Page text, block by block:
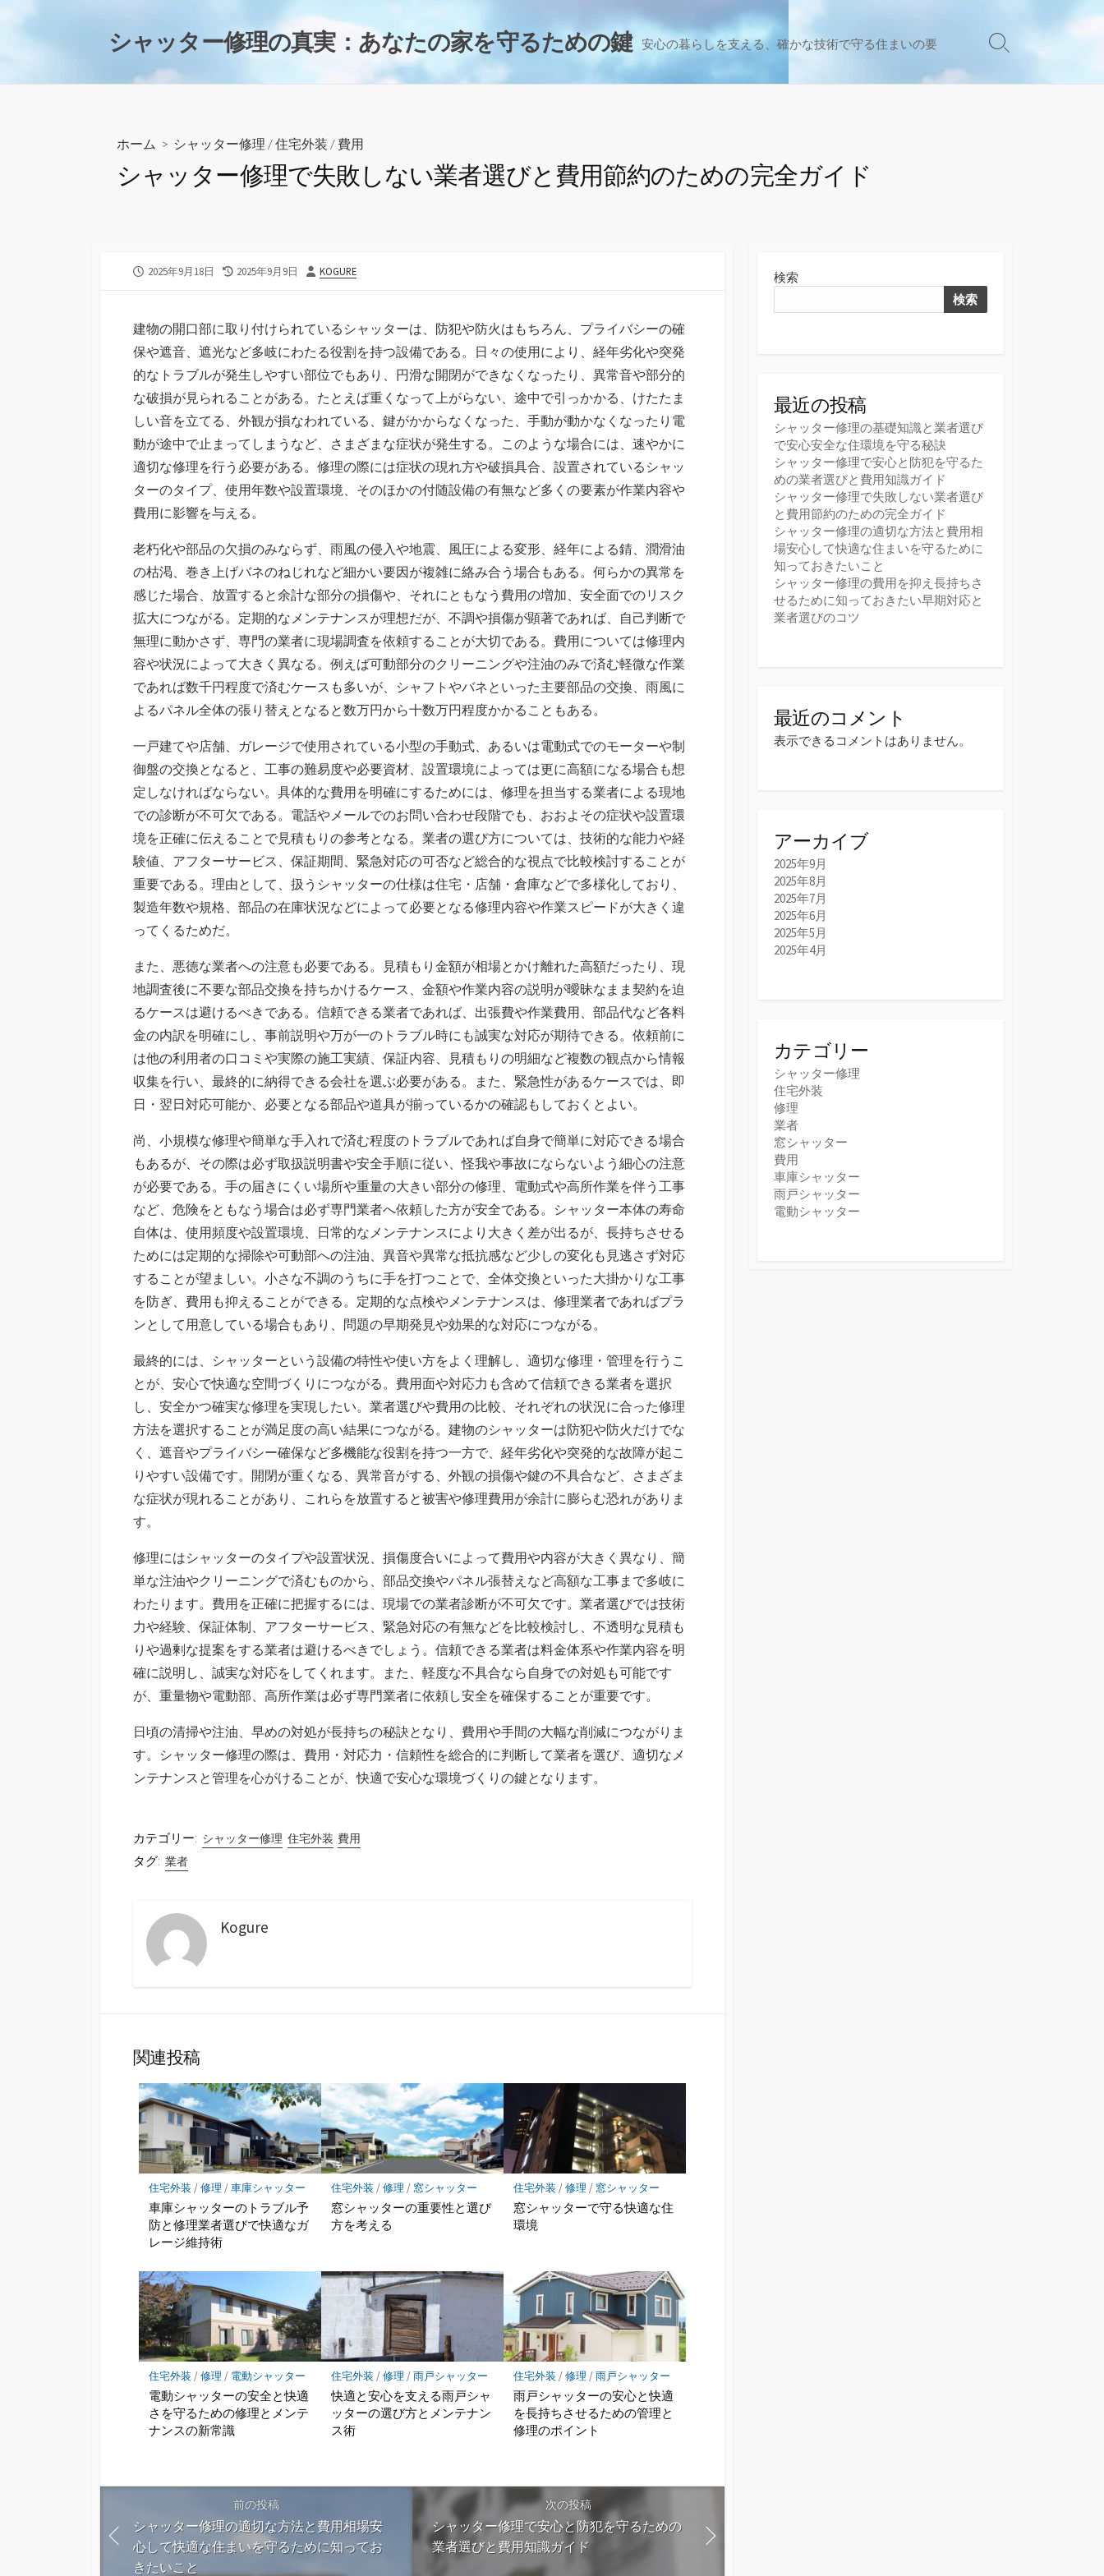
シャッター修理の真実：あなたの家を守るための鍵 安心の暮らしを支える、確かな技術で守る住まいの要
検
切
ホーム > シャッター修理 /住宅外装 / 費用
シャッター修理で失敗しない業者選びと費用節約のための完全ガイド
公
2025年9月18日
最
日
2025年9月9日
投
KOGURE
建物の開口部に取り付けられているシャッターは、防犯や防火はもちろん、プライバシーの確
保や遮音、遮光など多岐にわたる役割を持つ設備である。 日々の使用により、経年劣化や突発
的なトラブルが発生しやすい部位でもあり、円滑な開閉ができなくなったり、異常音や部分的
な破損が見られることがある。たとえば重くなって上がらない、途中で引っかかる、けたたま
しい音を立てる、外観が損なわれている、鍵がかからなくなった、手動が動かなくなったり電
動が途中で止まってしまうなど、さまざまな症状が発生する。このような場合には、速やかに
適切な修理を行う必要がある。修理の際には症状の現れ方や破損具合、設置されているシャッ
ターのタイプ、使用年数や設置環境、そのほかの付随設備の有無など多くの要素が作業内容や
費用に影響を与える。
老朽化や部品の欠損のみならず、雨風の侵入や地震、風圧による変形、経年による錆、潤滑油
の枯渇、巻き上げバネのねじれなど細かい要因が複雑に絡み合う場合もある。何らかの異常を
感じた場合、放置すると余計な部分の損傷や、それにともなう費用の増加、安全面でのリスク
拡大につながる。定期的なメンテナンスが理想だが、不調や損傷が顕著であれば、自己判断で
無理に動かさず、専門の業者に現場調査を依頼することが大切である。費用については修理内
容や状況によって大きく異なる。例えば可動部分のクリーニングや注油のみで済む軽微な作業
であれば数千円程度で済むケースも多いが、シャフトやバネといった主要部品の交換、雨風に
よるパネル全体の張り替えとなると数万円から十数万円程度かかることもある。
一戸建てや店舗、ガレージで使用されている小型の手動式、あるいは電動式でのモーターや制
御盤の交換となると、工事の難易度や必要資材、設置環境によっては更に高額になる場合も想
定しなければならない。具体的な費用を明確にするためには、修理を担当する業者による現地
での診断が不可欠である。電話やメールでのお問い合わせ段階でも、おおよその症状や設置環
境を正確に伝えることで見積もりの参考となる。業者の選び方については、技術的な能力や経
験値、アフターサービス、保証期間、緊急対応の可否など総合的な視点で比較検討することが
重要である。理由として、扱うシャッターの仕様は住宅・店舗・倉庫などで多様化しており、
製造年数や規格、部品の在庫状況などによって必要となる修理内容や作業スピードが大きく違
ってくるためだ。
また、悪徳な業者への注意も必要である。見積もり金額が相場とかけ離れた高額だったり、現
地調査後に不要な部品交換を持ちかけるケース、金額や作業内容の説明が曖昧なまま契約を迫
るケースは避けるべきである。信頼できる業者であれば、出張費や作業費用、部品代など各料
金の内訳を明確にし、事前説明や万が一のトラブル時にも誠実な対応が期待できる。依頼前に
は他の利用者の口コミや実際の施工実績、保証内容、見積もりの明細など複数の観点から情報
収集を行い、最終的に納得できる会社を選ぶ必要がある。また、緊急性があるケースでは、即
日・翌日対応可能か、必要となる部品や道具が揃っているかの確認もしておくとよい。
尚、小規模な修理や簡単な手入れで済む程度のトラブルであれば自身で簡単に対応できる場合
もあるが、その際は必ず取扱説明書や安全手順に従い、怪我や事故にならないよう細心の注意
が必要である。手の届きにくい場所や重量の大きい部分の修理、電動式や高所作業を伴う工事
など、危険をともなう場合は必ず専門業者へ依頼した方が安全である。シャッター本体の寿命
自体は、使用頻度や設置環境、日常的なメンテナンスにより大きく差が出るが、長持ちさせる
ためには定期的な掃除や可動部への注油、異音や異常な抵抗感など少しの変化も見逃さず対応
することが望ましい。小さな不調のうちに手を打つことで、全体交換といった大掛かりな工事
を防ぎ、費用も抑えることができる。定期的な点検やメンテナンスは、修理業者であればプラ
ンとして用意している場合もあり、問題の早期発見や効果的な対応につながる。
最終的には、シャッターという設備の特性や使い方をよく理解し、適切な修理・管理を行うこ
とが、安心で快適な空間づくりにつながる。費用面や対応力も含めて信頼できる業者を選択
し、安全かつ確実な修理を実現したい。業者選びや費用の比較、それぞれの状況に合った修理
方法を選択することが満足度の高い結果につながる。建物のシャッターは防犯や防火だけでな
く、遮音やプライバシー確保など多機能な役割を持つ一方で、経年劣化や突発的な故障が起こ
りやすい設備です。開閉が重くなる、異常音がする、外観の損傷や鍵の不具合など、さまざま
な症状が現れることがあり、これらを放置すると被害や修理費用が余計に膨らむ恐れがありま
す。
修理にはシャッターのタイプや設置状況、損傷度合いによって費用や内容が大きく異なり、簡
単な注油やクリーニングで済むものから、部品交換やパネル張替えなど高額な工事まで多岐に
わたります。費用を正確に把握するには、現場での業者診断が不可欠です。業者選びでは技術
力や経験、保証体制、アフターサービス、緊急対応の有無などを比較検討し、不透明な見積も
りや過剰な提案をする業者は避けるべきでしょう。信頼できる業者は料金体系や作業内容を明
確に説明し、誠実な対応をしてくれます。また、軽度な不具合なら自身での対処も可能です
が、重量物や電動部、高所作業は必ず専門業者に依頼し安全を確保することが重要です。
日頃の清掃や注油、早めの対処が長持ちの秘訣となり、費用や手間の大幅な削減につながりま
す。シャッター修理の際は、費用・対応力・信頼性を総合的に判断して業者を選び、適切なメ
ンテナンスと管理を心がけることが、快適で安心な環境づくりの鍵となります。
カテゴリー: シャッター修理 住宅外装 費用
タグ: 業者
Kogure
関連投稿
住宅外装 /修理/車庫シャッター
車庫シャッターのトラブル予
防と修理業者選びで快適なガ
レージ維持術
住宅外装 /修理/窓シャッター
窓シャッターの重要性と選び
方を考える
住宅外装 /修理/窓シャッター
窓シャッターで守る快適な住
環境
住宅外装 /修理/ 電動シャッター
電動シャッターの安全と快適
さを守るための修理とメンテ
ナンスの新常識
住宅外装 /修理/雨戸シャッター
快適と安心を支える雨戸シャ
ッターの選び方とメンテナン
ス術
住宅外装 /修理/雨戸シャッター
雨戸シャッターの安心と快適
を長持ちさせるための管理と
修理のポイント
前の投稿
シャッター修理の適切な方法と費用相場安
心して快適な住まいを守るために知ってお
きたいこと
次の投稿
シャッター修理で安心と防犯を守るための
業者選びと費用知識ガイド
検索
検索
最近の投稿
シャッター修理の基礎知識と業者選び
で安心安全な住環境を守る秘訣
シャッター修理で安心と防犯を守るた
めの業者選びと費用知識ガイド
シャッター修理で失敗しない業者選び
と費用節約のための完全ガイド
シャッター修理の適切な方法と費用相
場安心して快適な住まいを守るために
知っておきたいこと
シャッター修理の費用を抑え長持ちさ
せるために知っておきたい早期対応と
業者選びのコツ
最近のコメント
表示できるコメントはありません。
アーカイブ
2025年9月
2025年8月
2025年7月
2025年6月
2025年5月
2025年4月
カテゴリー
シャッター修理
住宅外装
修理
業者
窓シャッター
費用
車庫シャッター
雨戸シャッター
電動シャッター